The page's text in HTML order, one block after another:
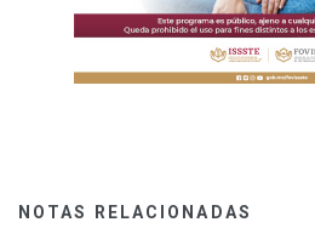
NOTAS RELACIONADAS